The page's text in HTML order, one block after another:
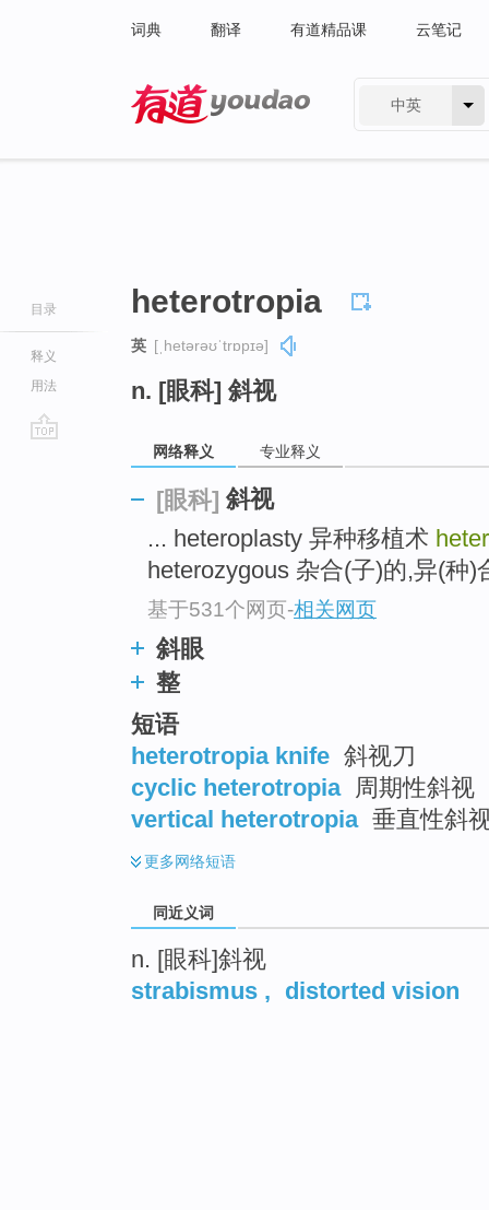
词典 翻译 有道精品课 云笔记
中英
目录
释义
用法
heterotropia
英 [ˌhetərəʊˈtrɒpɪə]
n. [眼科] 斜视
网络释义 专业释义
[眼科] 斜视
... heteroplasty 异种移植术
heterozygous 杂合(子)的,异(种)
基于531个网页-相关网页
斜眼
整
短语
heterotropia knife 斜视刀
cyclic heterotropia 周期性斜视
vertical heterotropia 垂直性斜
更多网络短语
同近义词
n. [眼科]斜视
strabismus , distorted vision